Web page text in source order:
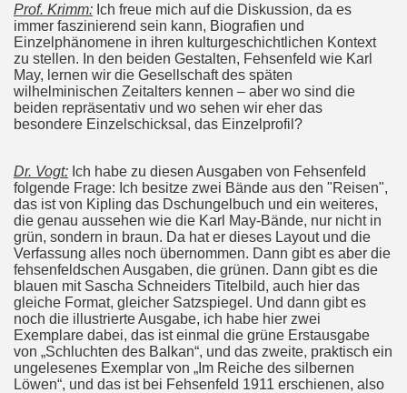
Prof. Krimm: Ich freue mich auf die Diskussion, da es
immer faszinierend sein kann, Biografien und
Einzelphänomene in ihren kulturgeschichtlichen Kontext
zu stellen. In den beiden Gestalten, Fehsenfeld wie Karl
May, lernen wir die Gesellschaft des späten
wilhelminischen Zeitalters kennen – aber wo sind die
beiden repräsentativ und wo sehen wir eher das
besondere Einzelschicksal, das Einzelprofil?
Dr. Vogt: Ich habe zu diesen Ausgaben von Fehsenfeld
folgende Frage: Ich besitze zwei Bände aus den "Reisen",
das ist von Kipling das Dschungelbuch und ein weiteres,
die genau aussehen wie die Karl May-Bände, nur nicht in
grün, sondern in braun. Da hat er dieses Layout und die
Verfassung alles noch übernommen. Dann gibt es aber die
fehsenfeldschen Ausgaben, die grünen. Dann gibt es die
blauen mit Sascha Schneiders Titelbild, auch hier das
gleiche Format, gleicher Satzspiegel. Und dann gibt es
noch die illustrierte Ausgabe, ich habe hier zwei
Exemplare dabei, das ist einmal die grüne Erstausgabe
von „Schluchten des Balkan“, und das zweite, praktisch ein
ungelesenes Exemplar von „Im Reiche des silbernen
Löwen“, und das ist bei Fehsenfeld 1911 erschienen, also